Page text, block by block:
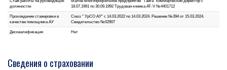
должностях
18.07.1991 по 30.09.1992 Трудовая книжка АТ-V №4401712
Прохождение стажировки в
качестве помощника АУ
Союз " УрСО АУ" с 14.03.2022 по 14.03.2024. Решение №394 от 15.03.2024.
Свидетельство №02907
Дисквалификация Нет
Сведения о страховании